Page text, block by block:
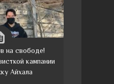
на свободе!
кампании
Айхала